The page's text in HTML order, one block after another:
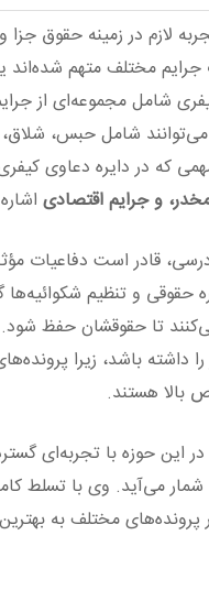
لازم در زمینه حقوق
مختلف متهم شده‌اند
شامل مجموعه‌ای از
شامل حبس،
که در دایره دعاوی
و جرایم اقتصادی
قادر است دفاعیات
حقوقی و تنظیم شکوائیه‌ها
تا حقوقشان حفظ شود.
داشته باشد، زیرا
بالا هستند.
در این حوزه با تجربه‌ای
شمار می‌آید. وی با تسلط
مختلف به